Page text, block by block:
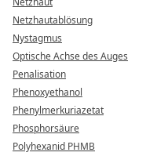
Netzhautablösung
Nystagmus
Optische Achse des Auges
Penalisation
Phenoxyethanol
Phenylmerkuriazetat
Phosphorsäure
Polyhexanid PHMB